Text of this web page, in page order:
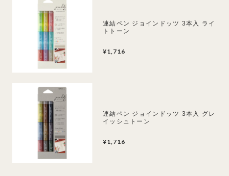
連結ペン ジョインドッツ 3本入 ライ
トトーン
¥1,716
連結ペン ジョインドッツ 3本入 グレ
イッシュトーン
¥1,716